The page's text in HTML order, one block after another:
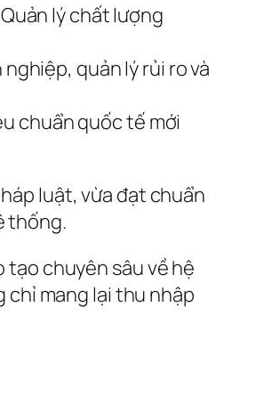
lý chất lượng
quản lý rủi ro và
chuẩn quốc tế mới
luật, vừa đạt chuẩn
thống.
tạo chuyên sâu về hệ
chỉ mang lại thu nhập